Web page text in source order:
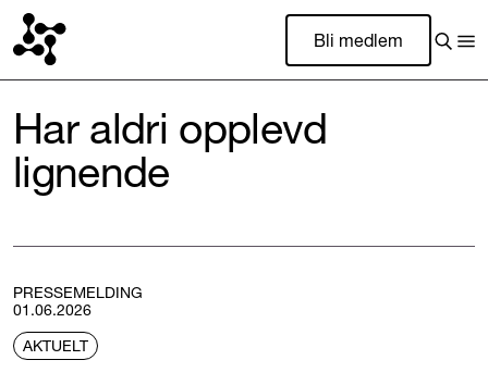
Bli medlem
Har aldri opplevd
lignende
PRESSEMELDING
01.06.2026
AKTUELT